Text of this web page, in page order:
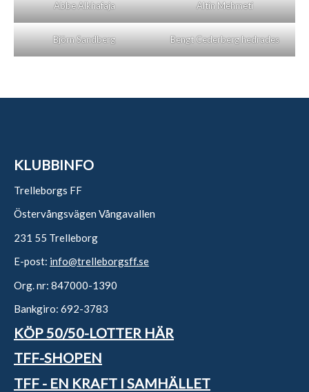
Abbe Alkhafaja Altin Mehmeti
Björn Sandberg Bengt Cederberg hedrades
KLUBBINFO
Trelleborgs FF
Östervångsvägen Vångavallen
231 55 Trelleborg
E-post: info@trelleborgsff.se
Org. nr: 847000-1390
Bankgiro: 692-3783
KÖP 50/50-LOTTER HÄR
TFF-SHOPEN
TFF - EN KRAFT I SAMHÄLLET